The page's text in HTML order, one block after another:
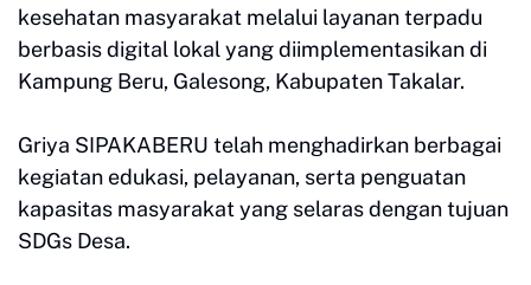
kesehatan masyarakat melalui layanan terpadu
berbasis digital lokal yang diimplementasikan di
Kampung Beru, Galesong, Kabupaten Takalar.
Griya SIPAKABERU telah menghadirkan berbagai
kegiatan edukasi, pelayanan, serta penguatan
kapasitas masyarakat yang selaras dengan tujuan
SDGs Desa.